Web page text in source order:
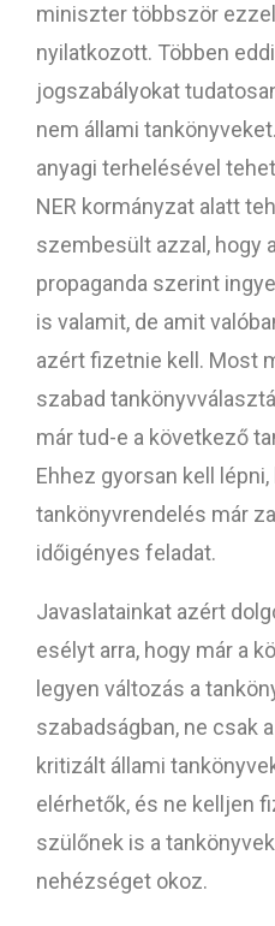
miniszter többször
nyilatkozott. Többen
jogszabályokat
nem állami
anyagi terhelésével
NER kormányzat alatt
szembesült azzal, hogy
propaganda szerint
is valamit, de amit
azért fizetnie kell. Most
szabad
már tud-e a következő
Ehhez gyorsan kell
tankönyvrendelés már
időigényes feladat.
Javaslatainkat azért
esélyt arra, hogy már a
legyen változás a
szabadságban, ne csak
kritizált állami
elérhetők, és ne kelljen
szülőnek is a
nehézséget okoz.